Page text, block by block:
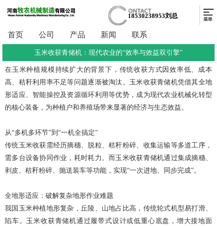
18530238953刘总
首页 公司 产品 新闻 联系
玉米收获青储机：现代农业的“效率与效益双引擎”
在玉米种植规模持续扩大的背景下，传统收获方式因效率低、成本
高、秸秆利用率不足等问题逐渐被淘汰。玉米收获青储机凭借其全地
形适应、智能操控及资源循环利用等优势，成为现代农业机械化转型
的核心装备，为种植户和养殖场带来显著的经济与生态效益。
从“多机多环节”到“一机全搞定”
传统玉米收获需经历摘穗、脱粒、秸秆粉碎、收集运输等多道工序，
需多台设备协同作业，耗时耗力。而玉米收获青储机通过集成摘穗、
剥皮、秸秆粉碎、抛送装车等功能，实现“一次进地、同步完成”。
全地形适应：破解复杂地形作业难题
我国玉米种植地形复杂，丘陵、山地占比高，传统轮式机型易打滑、
陷车。玉米收获青储机通过履带式设计或低重心底盘，增大接地面